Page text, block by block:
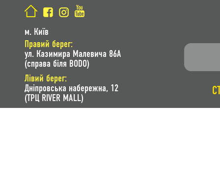
м. Київ
Правий берег:
ул. Казимира Малевича 86A
(справа біля BODO)
Лівий берег:
Дніпровська набережна, 12
(ТРЦ RIVER MALL)